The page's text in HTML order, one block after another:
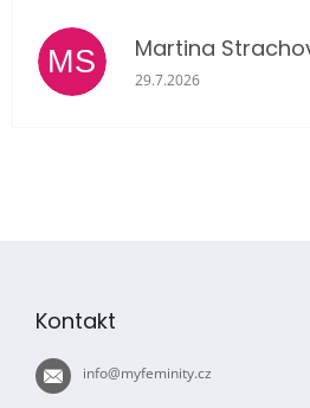
MS Martina
Hodnocení obchodu
29.7.2026
Kontakt
info@myfeminity.cz